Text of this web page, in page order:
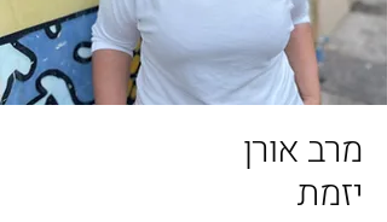
מרב אורן
יזמת